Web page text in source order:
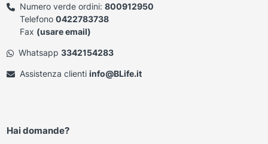
Numero verde ordini: 800912950
Telefono 0422783738
Fax (usare email)
Whatsapp 3342154283
Assistenza clienti info@BLife.it
Hai domande?